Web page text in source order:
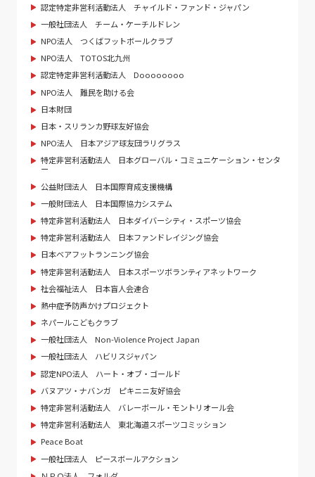
認定特定非営利活動法人 チャイルド・ファンド・ジャパン
一般社団法人 チーム・ケーチルドレン
NPO法人 つくばフットボールクラブ
NPO法人 TOTOS北九州
認定特定非営利活動法人 Doooooooo
NPO法人 難民を助ける会
日本財団
日本・スリランカ野球友好協会
NPO法人 日本アジア球友団ラリグラス
特定非営利活動法人 日本グローバル・コミュニケーション・センタ
ー
公益財団法人 日本国際育成支援機構
一般財団法人 日本国際協力システム
特定非営利活動法人 日本ダイバーシティ・スポーツ協会
特定非営利活動法人 日本ファンドレイジング協会
日本ベアフットランニング協会
特定非営利活動法人 日本スポーツボランティアネットワーク
社会福祉法人 日本盲人会連合
熱中症予防声かけプロジェクト
ネパールこどもクラブ
一般社団法人 Non-Violence Project Japan
一般社団法人 ハビリスジャパン
認定NPO法人 ハート・オブ・ゴールド
バヌアツ・ナバンガ ピキニニ友好協会
特定非営利活動法人 バレーボール・モントリオール会
特定非営利活動法人 東北海道スポーツコミッション
Peace Boat
一般社団法人 ピースボールアクション